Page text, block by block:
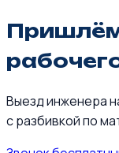
Выезд инженера
с разбивкой по